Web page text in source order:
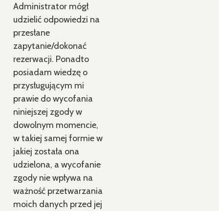
Administrator mógł
udzielić odpowiedzi na
przesłane
zapytanie/dokonać
rezerwacji. Ponadto
posiadam wiedzę o
przysługującym mi
prawie do wycofania
niniejszej zgody w
dowolnym momencie,
w takiej samej formie w
jakiej została ona
udzielona, a wycofanie
zgody nie wpływa na
ważność przetwarzania
moich danych przed jej